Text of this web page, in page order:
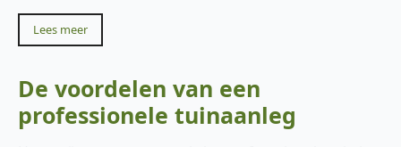
Lees meer
De voordelen van een
professionele tuinaanleg